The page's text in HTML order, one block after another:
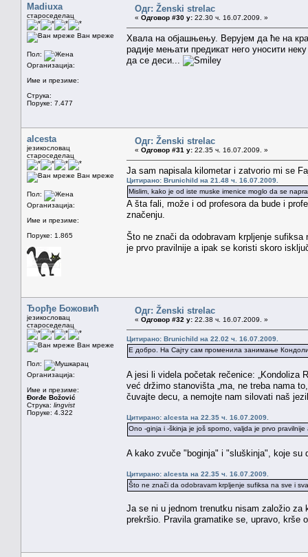
Madiuxa
староседелац
Ван мреже
Пол:
Организација:
Име и презиме:
Струка:
Поруке: 7.477
Одг: Ženski strelac
« Одговор #30 у: 22.30 ч. 16.07.2009. »
Хвала на објашњењу. Верујем да ће на
радије мењати предикат него уносити
да се деси...
alcesta
језикословац
староседелац
Ван мреже
Пол:
Организација:
Име и презиме:
Поруке: 1.865
Одг: Ženski strelac
« Одговор #31 у: 22.35 ч. 16.07.2009. »
Ja sam napisala kilometar i zatvorio mi se
Цитирано: Brunichild на 21.48 ч. 16.07.2009.
Mislim, kako je od iste muske imenice moglo da se
A šta fali, može i od profesora da bude i
značenju.
Što ne znači da odobravam krpljenje
je prvo pravilnije a ipak se koristi skoro
Ђорђе Божовић
језикословац
староседелац
Ван мреже
Пол:
Организација:
Име и презиме:
Đorđe Božović
Струка: lingvist
Поруке: 4.322
Одг: Ženski strelac
« Одговор #32 у: 22.38 ч. 16.07.2009. »
Цитирано: Brunichild на 22.02 ч. 16.07.2009.
Е добро. На Сајту сам променила занимање
A jesi li videla početak rečenice: „Kondoliza
već držimo stanovišta „ma, ne treba nama
čuvajte decu, a nemojte nam silovati naš
Цитирано: alcesta на 22.35 ч. 16.07.2009.
Ono -ginja i -škinja je još sporno, valjda je prvo
A kako zvuče "boginja" i "sluškinja", koje
Цитирано: alcesta на 22.35 ч. 16.07.2009.
Što ne znači da odobravam krpljenje sufiksa na sve i
Ja se ni u jednom trenutku nisam založio
prekršio. Pravila gramatike se, upravo, krše